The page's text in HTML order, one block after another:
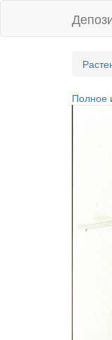
Полное